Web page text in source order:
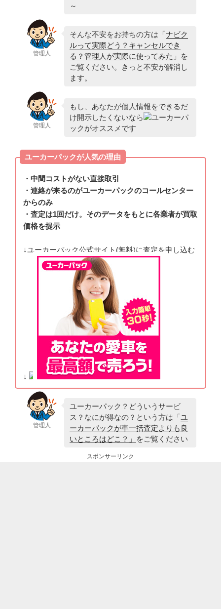
～
管理人
そんな不安をお持ちの方は「ナビク
ルって実際どう？キャンセルでき
る？管理人が実際に使ってみた 」を
ご覧ください。きっと不安が解消し
ます。
管理人
もし、あなたが個人情報をできるだ
け開示したくないなら
ユーカーパ
ックがオススメです
ユーカーパックが人気の理由
・中間コストがない直接取引
・連絡が来るのがユーカーパックのコールセンター
からのみ
・査定は1回だけ。そのデータをもとに各業者が買取
価格を提示
↓ユーカーパック公式サイト(無料)に査定を申し込む
↓
管理人
ユーカーパック？どういうサービ
ス？なにが得なの？という方は「ユ
ーカーパックが車一括査定よりも良
いところはどこ？」
をご覧ください
スポンサーリンク